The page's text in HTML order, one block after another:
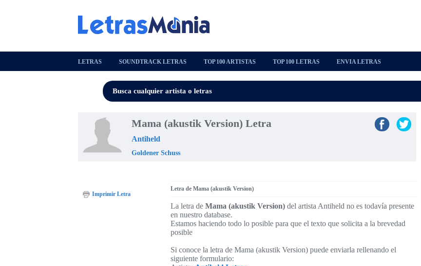
LETRAS SOUNDTRACK LETRAS TOP 100 ARTISTAS TOP 100 LETRAS ENVIA LETRAS
Mama (akustik Version) Letra
Antiheld
Goldener Schuss
Letra de Mama (akustik Version)
La letra de Mama (akustik Version) del artista Antiheld no es todavía presente
en nuestro database.
Estamos haciendo todo lo posible para que el texto que solicita a la brevedad
posible
Si conoce la letra de Mama (akustik Version) puede enviarla rellenando el
siguiente formulario:
Imprimir Letra